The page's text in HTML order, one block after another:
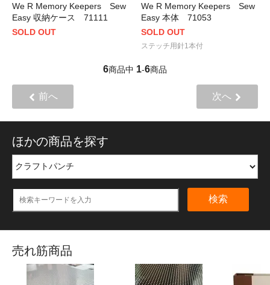
We R Memory Keepers Sew
Easy 収納ケース 71111
SOLD OUT
We R Memory Keepers Sew
Easy 本体 71053
SOLD OUT
ステッチ用針1本付
6商品中 1-6商品
前へ 次へ
ほかの商品を探す
検索
売れ筋商品